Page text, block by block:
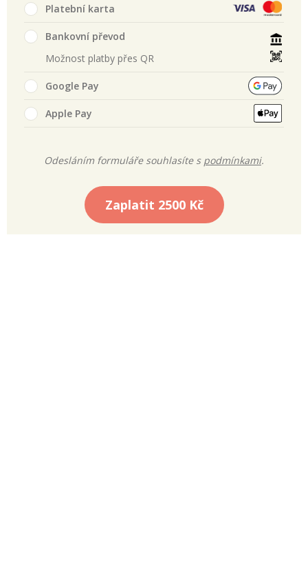
Platební karta
Bankovní převod
Možnost platby přes QR
Google Pay
Apple Pay
Odesláním formuláře souhlasíte s podmínkami.
Zaplatit 2500 Kč